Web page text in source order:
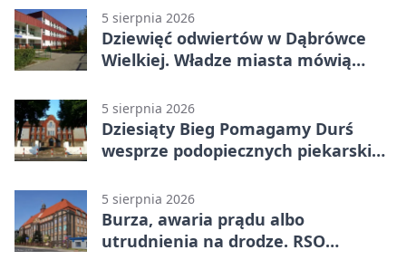
5 sierpnia 2026
Dziewięć odwiertów w Dąbrówce
Wielkiej. Władze miasta mówią
5 sierpnia 2026
Dziesiąty Bieg Pomagamy Durś
wesprze podopiecznych piekarskich
5 sierpnia 2026
Burza, awaria prądu albo
utrudnienia na drodze. RSO